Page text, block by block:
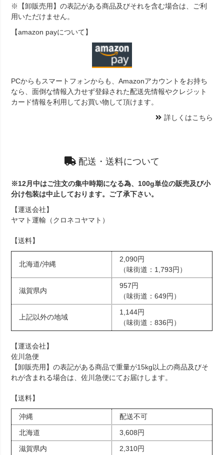
※【卸販売用】の表記がある商品及びそれを含む場合は、ご利
用いただけません。
【amazon payについて】
PCからもスマートフォンからも、Amazonアカウントをお持ち
なら、面倒な情報入力せず登録された配送先情報やクレジット
カード情報を利用してお買い物して頂けます。
詳しくはこちら
配送・送料について
※12月中はご注文の集中時期になる為、100g単位の販売及び小
分け包装は中止しております。ご了承下さい。
【運送会社】
ヤマト運輸（クロネコヤマト）
【送料】
北海道/沖縄
2,090円
（味街道：1,793円）
滋賀県内
957円
（味街道：649円）
上記以外の地域
1,144円
（味街道：836円）
【運送会社】
佐川急便
【卸販売用】の表記がある商品で重量が15kg以上の商品及びそ
れが含まれる場合は、佐川急便にてお届けします。
【送料】
沖縄
配送不可
北海道
3,608円
滋賀県内
2,310円